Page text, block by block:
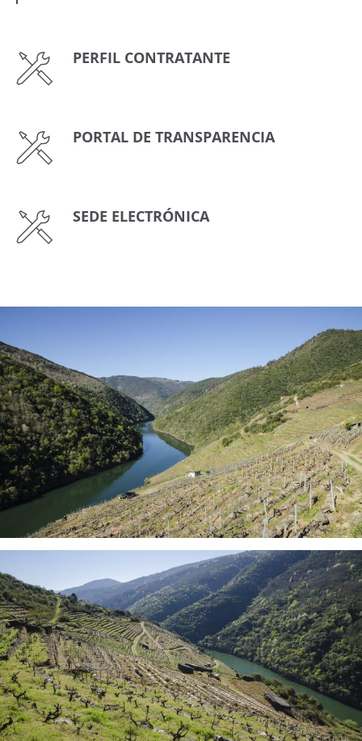
PERFIL CONTRATANTE
PORTAL DE TRANSPARENCIA
SEDE ELECTRÓNICA